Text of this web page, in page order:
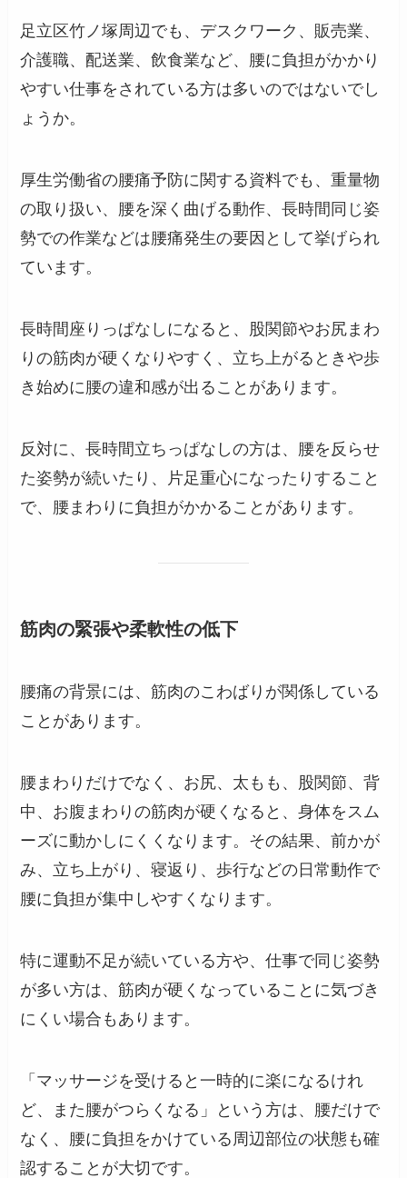
足立区竹ノ塚周辺でも、デスクワーク、販売業、
介護職、配送業、飲食業など、腰に負担がかかり
やすい仕事をされている方は多いのではないでし
ょうか。
厚生労働省の腰痛予防に関する資料でも、重量物
の取り扱い、腰を深く曲げる動作、長時間同じ姿
勢での作業などは腰痛発生の要因として挙げられ
ています。
長時間座りっぱなしになると、股関節やお尻まわ
りの筋肉が硬くなりやすく、立ち上がるときや歩
き始めに腰の違和感が出ることがあります。
反対に、長時間立ちっぱなしの方は、腰を反らせ
た姿勢が続いたり、片足重心になったりすること
で、腰まわりに負担がかかることがあります。
筋肉の緊張や柔軟性の低下
腰痛の背景には、筋肉のこわばりが関係している
ことがあります。
腰まわりだけでなく、お尻、太もも、股関節、背
中、お腹まわりの筋肉が硬くなると、身体をスム
ーズに動かしにくくなります。その結果、前かが
み、立ち上がり、寝返り、歩行などの日常動作で
腰に負担が集中しやすくなります。
特に運動不足が続いている方や、仕事で同じ姿勢
が多い方は、筋肉が硬くなっていることに気づき
にくい場合もあります。
「マッサージを受けると一時的に楽になるけれ
ど、また腰がつらくなる」という方は、腰だけで
なく、腰に負担をかけている周辺部位の状態も確
認することが大切です。